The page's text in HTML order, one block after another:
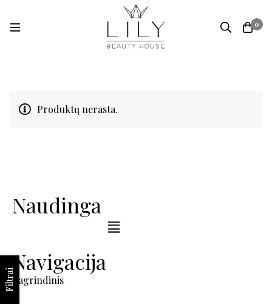
0
Filtrai
Produktų nerasta.
Naudinga
Navigacija
Pagrindinis